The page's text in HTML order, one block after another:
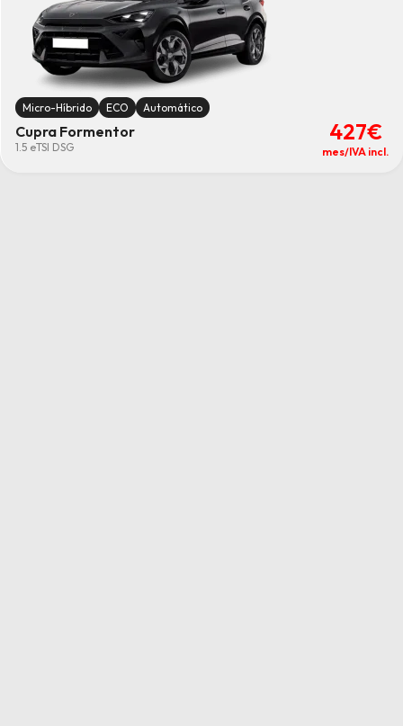
Micro-Híbrido ECO Automático
Cupra Formentor
1.5 eTSI DSG
427€
mes/IVA incl.